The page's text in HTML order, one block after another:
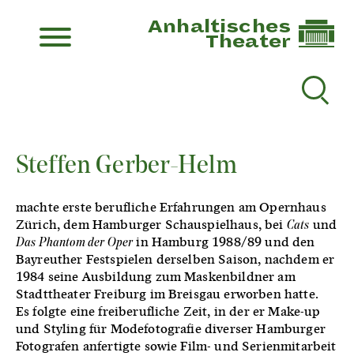
Anhaltisches
Theater
Steffen Gerber-Helm
machte erste berufliche Erfahrungen am Opernhaus
Zürich, dem Hamburger Schauspielhaus, bei Cats und
Das Phantom der Operin Hamburg 1988/89 und den
Bayreuther Festspielen derselben Saison, nachdem er
1984 seine Ausbildung zum Maskenbildner am
Stadttheater Freiburg im Breisgau erworben hatte.
Es folgte eine freiberufliche Zeit, in der er Make-up
und Styling für Modefotografie diverser Hamburger
Fotografen anfertigte sowie Film- und Serienmitarbeit